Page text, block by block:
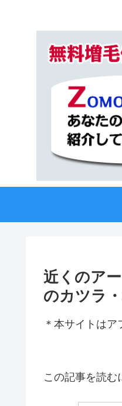
近くのア
のカツラ
＊本サイトはア
この記事を読む